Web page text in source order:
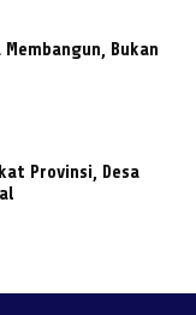
Bukan
Provinsi, Desa